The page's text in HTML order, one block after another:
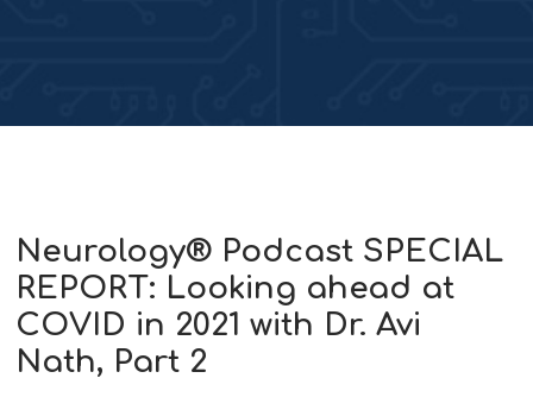
Neurology® Podcast SPECIAL
REPORT: Looking ahead at
COVID in 2021 with Dr. Avi
Nath, Part 2